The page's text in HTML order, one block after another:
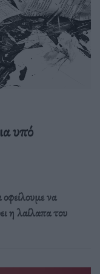
υπό
να
η λαίλαπα του